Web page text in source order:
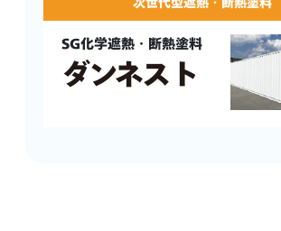
次世代型遮熱・断熱塗料
SG化学遮熱・断熱塗料
ダンネスト